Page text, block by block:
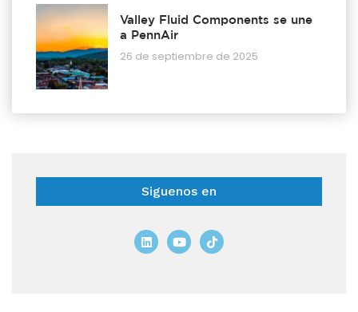
Valley Fluid Components se une
a PennAir
26 de septiembre de 2025
Siguenos en